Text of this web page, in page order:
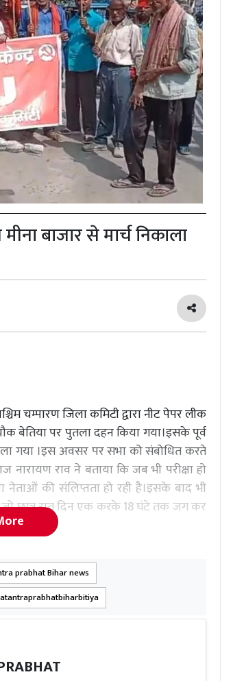
बाजार से मार्च निकाला
चम्पारण जिला कमिटी द्वारा नीट पेपर लीक
बेतिया पर पुतला दहन किया गया।इसके पूर्व
गया ।इस अवसर पर सभा को संबोधित करते
नारायण राव ने बताया कि जब भी परीक्षा हो
की संलिप्तता हो रही है।इसके बाद भी
छात्र रात दिन एक करके 18 घंटे तक जग कर
के भविष्य के साथ खिलवाड़ किया जा रहा है।
भर्ती परीक्षा का नोटिफिकेशन जारी किए
पर भाजपा सरकार द्वारा लाठियां चलाई जा
वाले प्रधानमंत्री आज देश की अर्थ व्यवस्था
खरीदने की नसीहत महिलाओं को दे रहे हैं।
prabhat Bihar news